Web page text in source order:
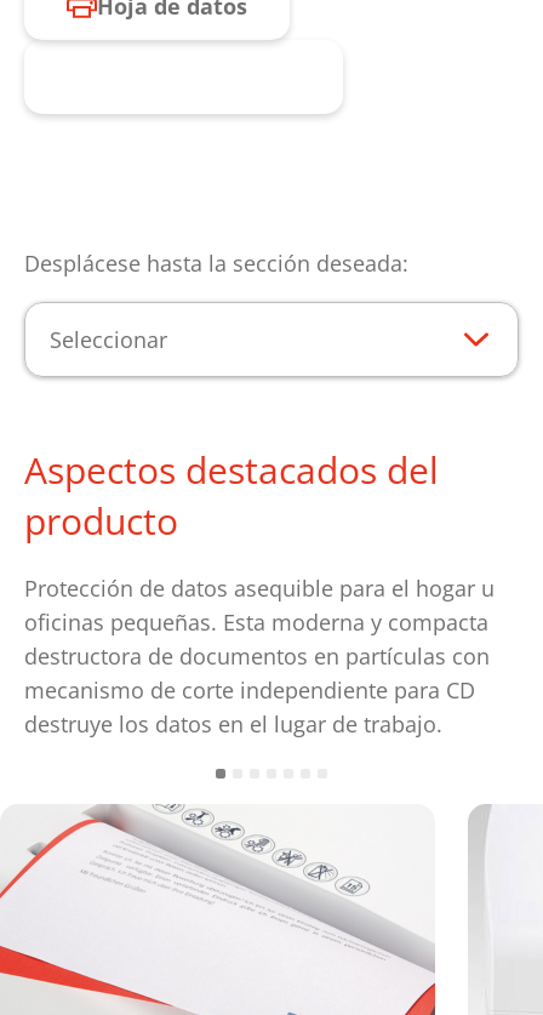
Desplácese hasta la sección deseada:
Seleccionar
Aspectos destacados del
producto
Protección de datos asequible para el hogar u
oficinas pequeñas. Esta moderna y compacta
destructora de documentos en partículas con
mecanismo de corte independiente para CD
destruye los datos en el lugar de trabajo.